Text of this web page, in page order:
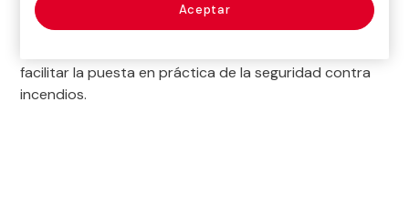
Documento cuya finalidad es ofrecer un conjunto de
facilitar la puesta en práctica de la seguridad contra
incendios.
Aceptar